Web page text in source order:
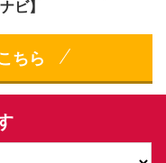
ビ】
ちら